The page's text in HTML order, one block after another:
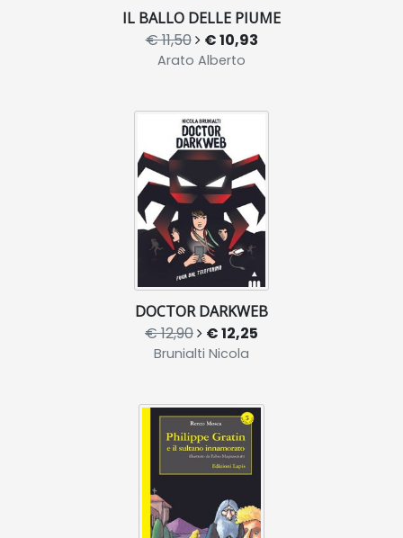
IL BALLO DELLE PIUME
€ 11,50 € 10,93
Arato Alberto
DOCTOR DARKWEB
€ 12,90 € 12,25
Brunialti Nicola